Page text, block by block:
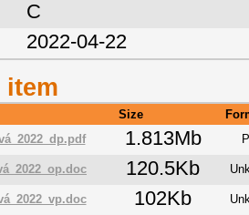
C
2022-04-22
Size
1.813Mb
120.5Kb
102Kb